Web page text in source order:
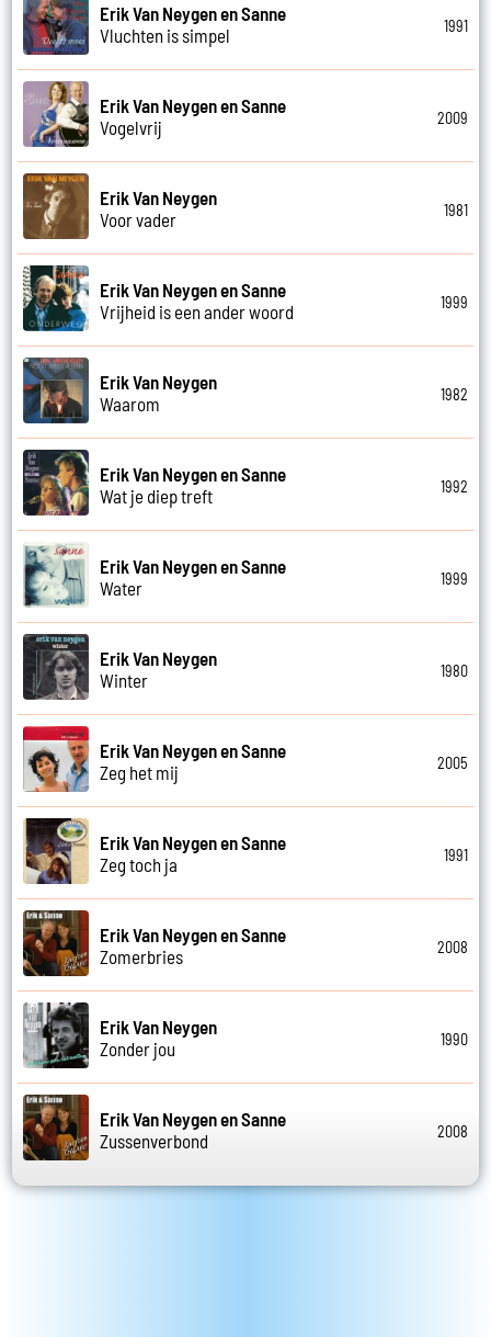
Erik Van Neygen en Sanne
Vluchten is simpel
1991
Erik Van Neygen en Sanne
Vogelvrij
2009
Erik Van Neygen
Voor vader
1981
Erik Van Neygen en Sanne
Vrijheid is een ander woord
1999
Erik Van Neygen
Waarom
1982
Erik Van Neygen en Sanne
Wat je diep treft
1992
Erik Van Neygen en Sanne
Water
1999
Erik Van Neygen
Winter
1980
Erik Van Neygen en Sanne
Zeg het mij
2005
Erik Van Neygen en Sanne
Zeg toch ja
1991
Erik Van Neygen en Sanne
Zomerbries
2008
Erik Van Neygen
Zonder jou
1990
Erik Van Neygen en Sanne
Zussenverbond
2008